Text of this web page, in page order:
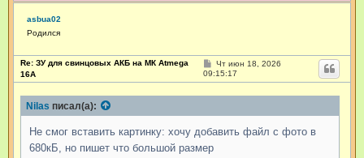
asbua02
Родился
Re: ЗУ для свинцовых АКБ на МК Atmega
16А
С
о
о
и
Чт июн 18, 2026
09:15:17
Nilas писал(а):
Не смог вставить картинку: хочу добавить файл с фото в
680кБ, но пишет что большой размер